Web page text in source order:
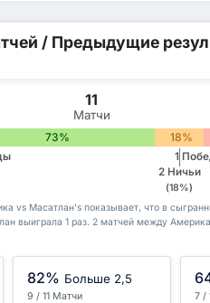
/ Предыдущие
11
Матчи
73% 18%
2 Ничьи
(18%)
1
vs Масатлан's показывает, что в
выиграла 1 раз. 2 матчей между
82% Больше 2,5
9 / 11 Матчи 7 /